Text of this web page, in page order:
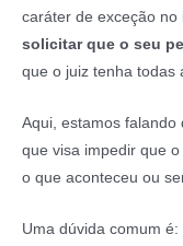
caráter de exceção
solicitar que o seu
que o juiz tenha todas
Aqui, estamos
que visa impedir que
o que aconteceu ou
Uma dúvida comum é: